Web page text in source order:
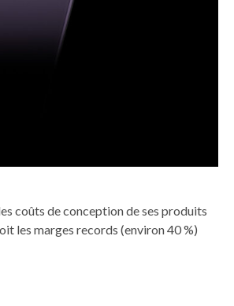
coûts de conception de ses produits
les marges records (environ 40 %)